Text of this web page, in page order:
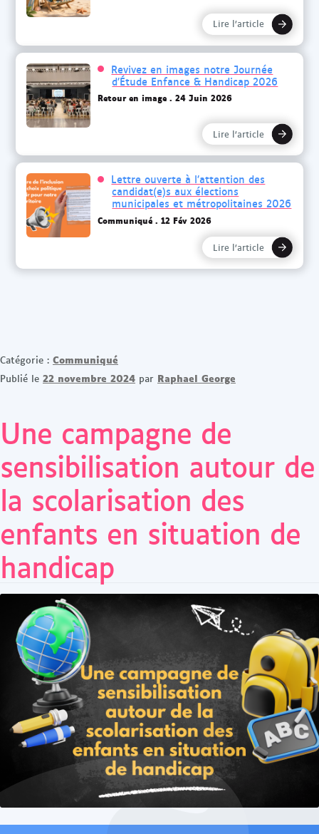
Lire l’article
Revivez en images notre Journée
d’Étude Enfance & Handicap 2026
Retour en image 24 Juin 2026
Lire l’article
Lettre ouverte à l’attention des
candidat(e)s aux élections
municipales et métropolitaines 2026
Communiqué 12 Fév 2026
Lire l’article
Catégorie : Communiqué
Publié le 22 novembre 2024 par Raphael George
Une campagne de
sensibilisation autour de
la scolarisation des
enfants en situation de
handicap